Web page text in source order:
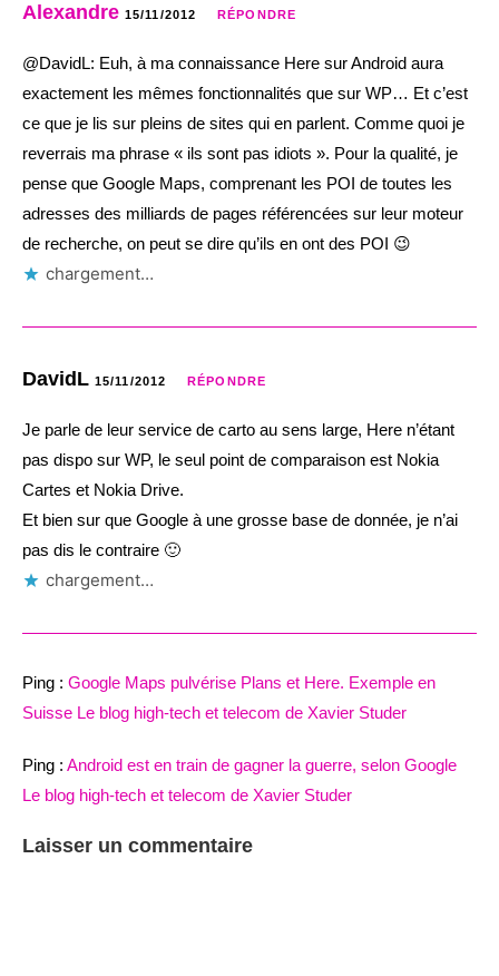
Alexandre 15/11/2012 RÉPONDRE
@DavidL: Euh, à ma connaissance Here sur Android aura
exactement les mêmes fonctionnalités que sur WP… Et c’est
ce que je lis sur pleins de sites qui en parlent. Comme quoi je
reverrais ma phrase « ils sont pas idiots ». Pour la qualité, je
pense que Google Maps, comprenant les POI de toutes les
adresses des milliards de pages référencées sur leur moteur
de recherche, on peut se dire qu’ils en ont des POI 😉
chargement…
DavidL 15/11/2012 RÉPONDRE
Je parle de leur service de carto au sens large, Here n’étant
pas dispo sur WP, le seul point de comparaison est Nokia
Cartes et Nokia Drive.
Et bien sur que Google à une grosse base de donnée, je n’ai
pas dis le contraire 🙂
chargement…
Ping : Google Maps pulvérise Plans et Here. Exemple en
Suisse Le blog high-tech et telecom de Xavier Studer
Ping : Android est en train de gagner la guerre, selon Google
Le blog high-tech et telecom de Xavier Studer
Laisser un commentaire